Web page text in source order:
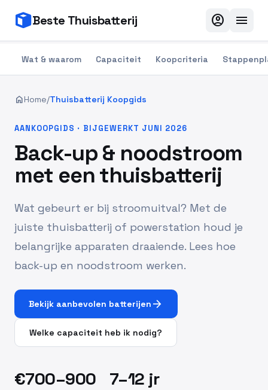
Beste Thuisbatterij account_circle menu
Wat & waarom Capaciteit Koopcriteria
homeHome/Thuisbatterij Koopgids
AANKOOPGIDS · BIJGEWERKT JUNI 2026
Back-up & noodstroom
met een thuisbatterij
Wat gebeurt er bij stroomuitval? Met de
juiste thuisbatterij of powerstation houd je
belangrijke apparaten draaiende. Lees hoe
back-up en noodstroom werken.
Bekijk aanbevolen batterijen arrow_forward
Welke capaciteit heb ik nodig?
€700–900 7–12 jr